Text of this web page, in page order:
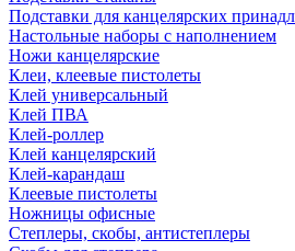
Подставки для канцелярских
Настольные наборы с наполнением
Ножи канцелярские
Клеи, клеевые пистолеты
Клей универсальный
Клей ПВА
Клей-роллер
Клей канцелярский
Клей-карандаш
Клеевые пистолеты
Ножницы офисные
Степлеры, скобы, антистеплеры